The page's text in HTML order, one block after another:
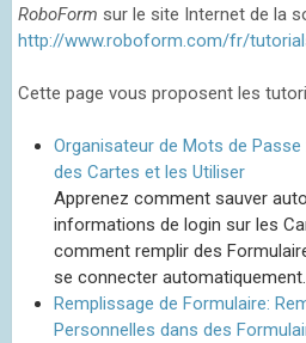
RoboForm sur le site Internet de la
http://www.roboform.com/fr/
Cette page vous proposent les
Organisateur de Mots de
des Cartes et les Utiliser
Apprenez comment sauver
informations de login sur les
comment remplir des
se connecter automatiquement.
Remplissage de Formulaire:
Personnelles dans des